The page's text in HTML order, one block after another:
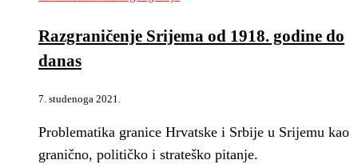
Razgraničenje Srijema od 1918. godine do
danas
7. studenoga 2021.
Problematika granice Hrvatske i Srbije u Srijemu kao
granično, političko i strateško pitanje.